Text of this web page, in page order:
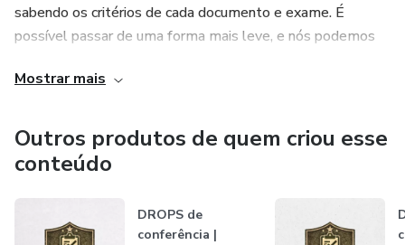
✔️ Candidatos que já estão seguros do processo
da entrega
✔️ Quem busca um serviço técnico, objetivo e acessível
✔️ Quem quer evitar erros simples que podem custar a
vaga
sabendo os critérios de cada documento e exame. É
possível passar de uma forma mais leve, e nós podemos
Youtube, de forma gratuita.
Mostrar mais
Outros produtos de quem criou esse
conteúdo
DROPS de
conferência |